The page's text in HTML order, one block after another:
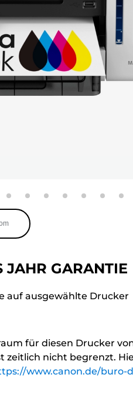
JAHR GARANTIE
auf ausgewählte Drucker
für diesen Drucker
zeitlich nicht begrenzt.
www.canon.de/buro-